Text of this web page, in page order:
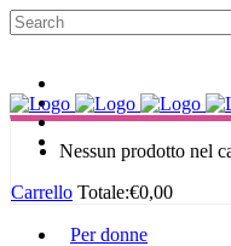
Nessun prodotto nel
Carrello Totale:€0,00
Per donne